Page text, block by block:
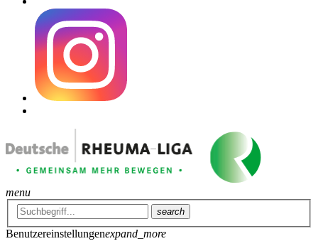
menu
search
Benutzereinstellungenexpand_more